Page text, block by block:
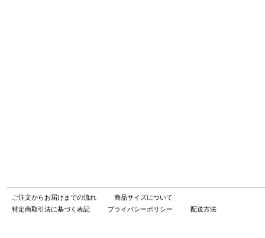
ご注文からお届けまでの流れ
商品サイズについて
特定商取引法に基づく表記
プライバシーポリシー 配送方法